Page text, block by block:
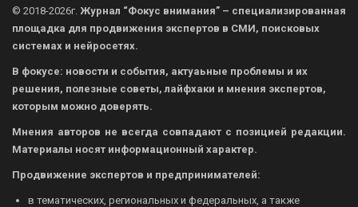
© 2018-2026г. Журнал “Фокус внимания” – специализированная
площадка для продвижения экспертов в СМИ, поисковых
системах и нейросетях.
В фокусе: новости и события, актуаьные проблемы и их
решения, полезные советы, лайфхаки и мнения экспертов,
которым можно доверять.
Мнения авторов не всегда совпадают с позицией редакции.
Материалы носят информационный характер.
Продвижение экспертов и предпринимателей:
в тематических, региональных и федеральных, а также